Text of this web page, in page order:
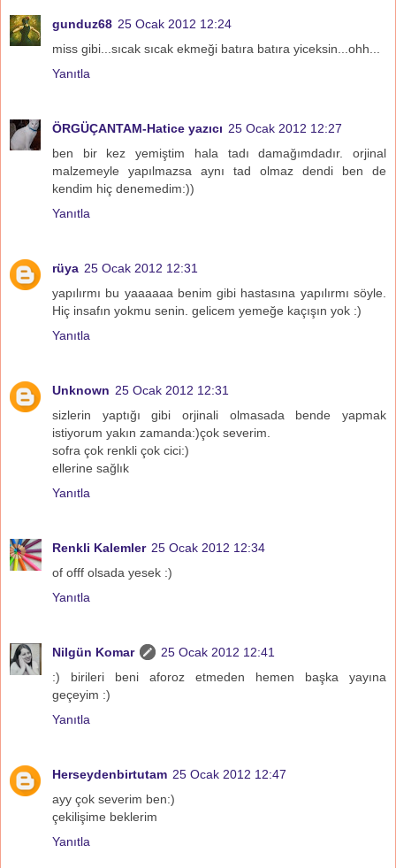
gunduz68 25 Ocak 2012 12:24
miss gibi...sıcak sıcak ekmeği batıra batıra yiceksin...ohh...
Yanıtla
ÖRGÜÇANTAM-Hatice yazıcı 25 Ocak 2012 12:27
ben bir kez yemiştim hala tadı damağımdadır. orjinal
malzemeyle yapılmazsa aynı tad olmaz dendi ben de
kendim hiç denemedim:))
Yanıtla
rüya 25 Ocak 2012 12:31
yapılırmı bu yaaaaaa benim gibi hastasına yapılırmı söyle.
Hiç insafın yokmu senin. gelicem yemeğe kaçışın yok :)
Yanıtla
Unknown 25 Ocak 2012 12:31
sizlerin yaptığı gibi orjinali olmasada bende yapmak
istiyorum yakın zamanda:)çok severim.
sofra çok renkli çok cici:)
ellerine sağlık
Yanıtla
Renkli Kalemler 25 Ocak 2012 12:34
of offf olsada yesek :)
Yanıtla
Nilgün Komar
25 Ocak 2012 12:41
:) birileri beni aforoz etmeden hemen başka yayına
geçeyim :)
Yanıtla
Herseydenbirtutam 25 Ocak 2012 12:47
ayy çok severim ben:)
çekilişime beklerim
Yanıtla